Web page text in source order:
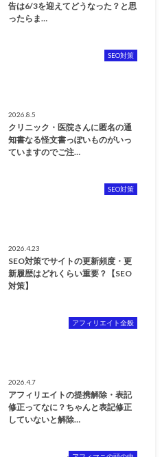
告は6/3を迎えてどうなった？と思
ったらま…
SEO対策
2026.8.5
クリニック・医院さんに匿名の通
知書なる怪文書っぽいものがいっ
ていますのでご注…
SEO対策
2026.4.23
SEO対策でサイトの更新頻度・更
新履歴はどれくらい重要？【SEO
対策】
アフィリエイト全般
2026.4.7
アフィリエイトの提携解除・表記
修正ってなに？ちゃんと表記修正
していないと解除…